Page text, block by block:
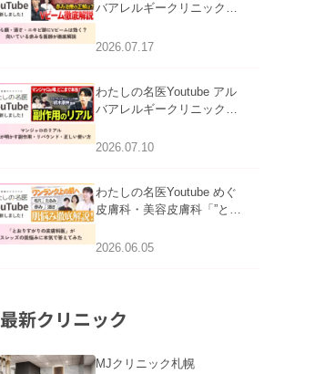
バアレルギークリニック札
跡にVビームは効く？向い
2026.07.17
わたしの名医Youtube アル
バアレルギークリニック札
医師が明かす副作用・リバ
2026.07.10
わたしの名医Youtube めぐ
皮膚科・美容皮膚科「”とお
ッズの肌悩みに本気で答え
2026.06.05
最新クリニック
MJクリニック札幌